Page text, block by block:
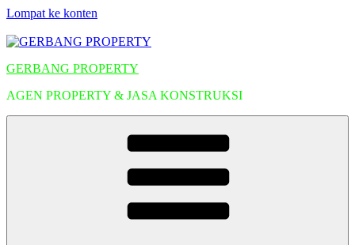
Lompat ke konten
GERBANG PROPERTY
AGEN PROPERTY & JASA KONSTRUKSI